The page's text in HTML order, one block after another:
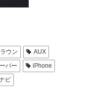
ウン
AUX
バー
iPhone
ビ